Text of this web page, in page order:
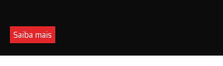
Saiba mais